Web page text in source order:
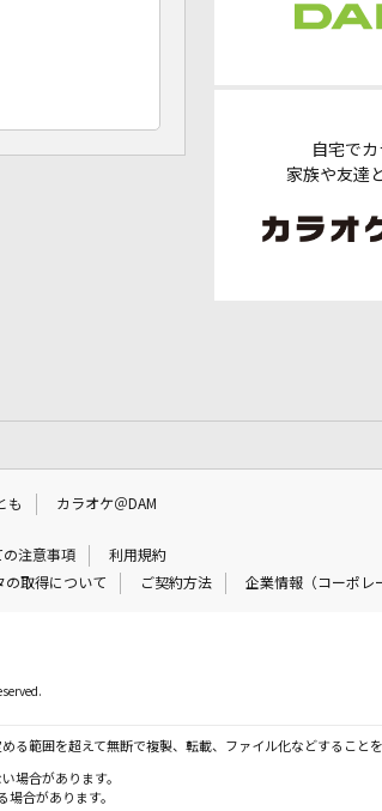
自宅で
家族や友達
も カラオケ＠DAM
の注意事項
利用規約
の取得について ご契約方法 企業情報（コーポレ
る範囲を超えて無断で複製、転載、ファイル化などすることを
場合があります。
合があります。